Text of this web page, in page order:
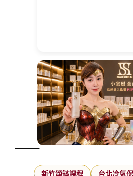
新竹頌缽課程 台北冷氣